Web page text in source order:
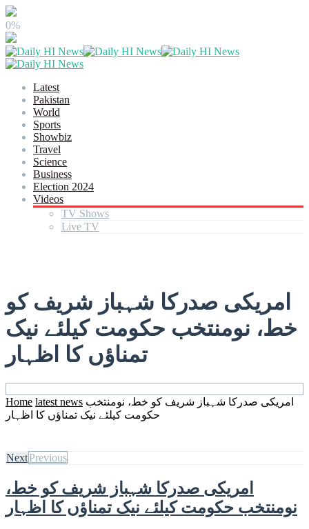
0%
Latest
Pakistan
World
Sports
Showbiz
Travel
Science
Business
Election 2024
Videos
TV Shows
Live TV
امریکی صدرکا شہباز شریف کو
خط، نومنتخب حکومت کیلئے نیک
تمناؤں کا اظہار
Home latest news امریکی صدرکا شہباز شریف کو خط، نومنتخب
حکومت کیلئے نیک تمناؤں کا اظہار
NextPrevious
امریکی صدرکا شہباز شریف کو خط،
نومنتخب حکومت کیلئے نیک تمناؤں کا اظہار